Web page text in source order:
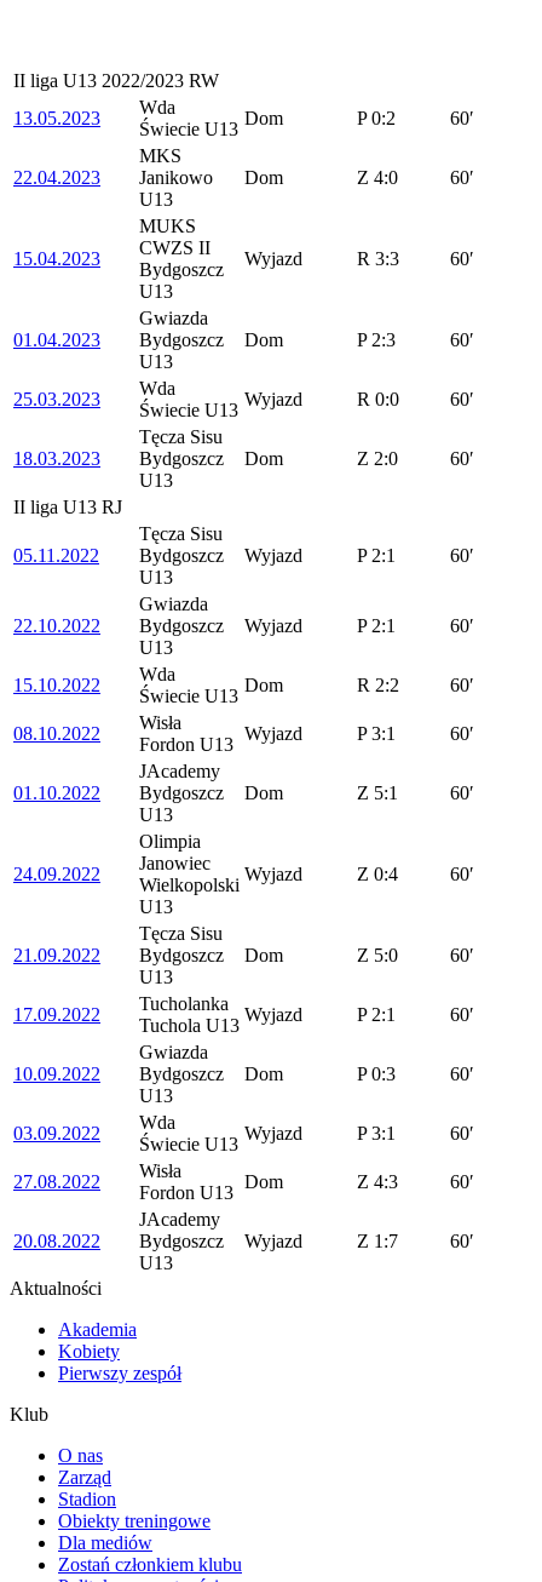
II liga U13 2022/2023 RW
13.05.2023
Wda
Świecie U13
Dom P 0:2 60′
22.04.2023
MKS
Janikowo
U13
Dom Z 4:0 60′
15.04.2023
MUKS
CWZS II
Bydgoszcz
U13
Wyjazd R 3:3 60′
01.04.2023
Gwiazda
Bydgoszcz
U13
Dom P 2:3 60′
25.03.2023
Wda
Świecie U13
Wyjazd R 0:0 60′
18.03.2023
Tęcza Sisu
Bydgoszcz
U13
Dom Z 2:0 60′
II liga U13 RJ
05.11.2022
Tęcza Sisu
Bydgoszcz
U13
Wyjazd P 2:1 60′
22.10.2022
Gwiazda
Bydgoszcz
U13
Wyjazd P 2:1 60′
15.10.2022
Wda
Świecie U13
Dom R 2:2 60′
08.10.2022
Wisła
Fordon U13
Wyjazd P 3:1 60′
01.10.2022
JAcademy
Bydgoszcz
U13
Dom Z 5:1 60′
24.09.2022
Olimpia
Janowiec
Wielkopolski
U13
Wyjazd Z 0:4 60′
21.09.2022
Tęcza Sisu
Bydgoszcz
U13
Dom Z 5:0 60′
17.09.2022
Tucholanka
Tuchola U13
Wyjazd P 2:1 60′
10.09.2022
Gwiazda
Bydgoszcz
U13
Dom P 0:3 60′
03.09.2022
Wda
Świecie U13
Wyjazd P 3:1 60′
27.08.2022
Wisła
Fordon U13
Dom Z 4:3 60′
20.08.2022
JAcademy
Bydgoszcz
U13
Wyjazd Z 1:7 60′
Aktualności
Akademia
Kobiety
Pierwszy zespół
Klub
O nas
Zarząd
Stadion
Obiekty treningowe
Dla mediów
Zostań członkiem klubu